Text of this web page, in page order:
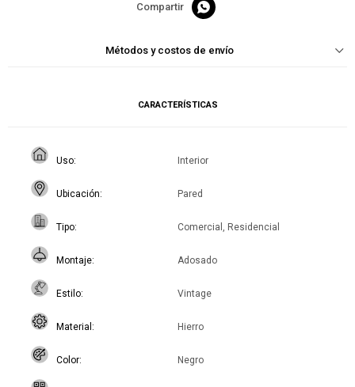

Métodos y costos de envío
CARACTERÍSTICAS
Uso Interior
Ubicación Pared
Tipo Comercial, Residencial
Montaje Adosado
Estilo Vintage
Material Hierro
Color Negro